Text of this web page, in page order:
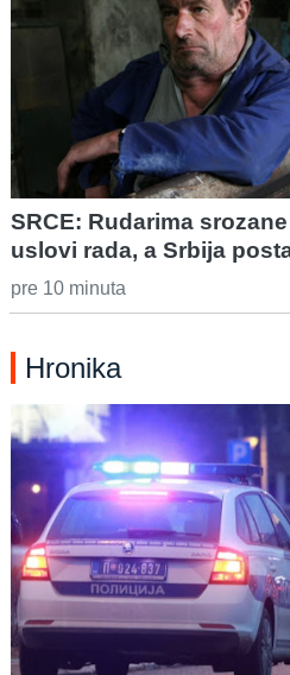
SRCE: Rudarima
uslovi rada, a Srbija
pre 10 minuta
Hronika